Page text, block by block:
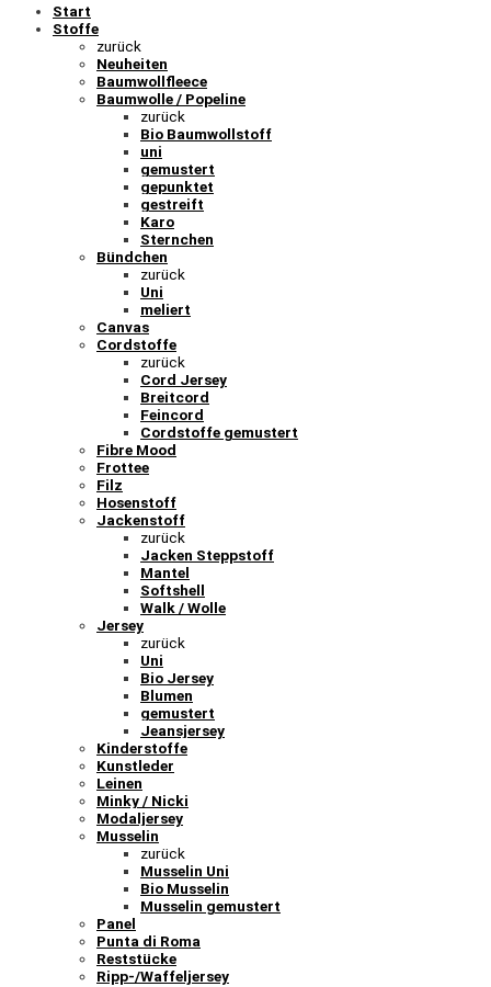
Start
Stoffe
zurück
Neuheiten
Baumwollfleece
Baumwolle / Popeline
zurück
Bio Baumwollstoff
uni
gemustert
gepunktet
gestreift
Karo
Sternchen
Bündchen
zurück
Uni
meliert
Canvas
Cordstoffe
zurück
Cord Jersey
Breitcord
Feincord
Cordstoffe gemustert
Fibre Mood
Frottee
Filz
Hosenstoff
Jackenstoff
zurück
Jacken Steppstoff
Mantel
Softshell
Walk / Wolle
Jersey
zurück
Uni
Bio Jersey
Blumen
gemustert
Jeansjersey
Kinderstoffe
Kunstleder
Leinen
Minky / Nicki
Modaljersey
Musselin
zurück
Musselin Uni
Bio Musselin
Musselin gemustert
Panel
Punta di Roma
Reststücke
Ripp-/Waffeljersey